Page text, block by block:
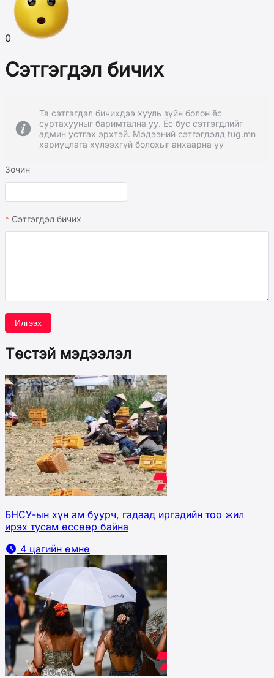
0
Сэтгэгдэл бичих
Та сэтгэгдэл бичихдээ хууль зүйн болон ёс
суртахууныг баримтална уу. Ёс бус сэтгэгдлийг
админ устгах эрхтэй. Мэдээний сэтгэгдэлд tug.mn
хариуцлага хүлээхгүй болохыг анхаарна уу
Зочин
Сэтгэгдэл бичих
Илгээх
Төстэй мэдээлэл
БНСУ-ын хүн ам буурч, гадаад иргэдийн тоо жил
ирэх тусам өссөөр байна
4 цагийн өмнө